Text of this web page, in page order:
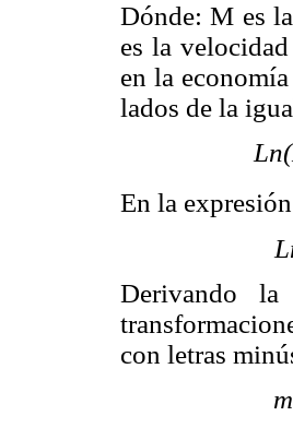
Dónde: M es
es la
en la
lados de la
En la
Derivando
con letras